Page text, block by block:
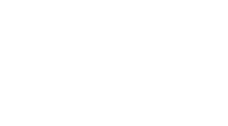
komma med bilväg och här
upp fastigheten från tidig